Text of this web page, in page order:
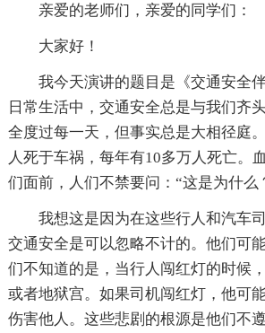
亲爱的老师们，亲爱的同学们：
大家好！
我今天演讲的题目是《交通安全
日常生活中，交通安全总是与我们齐
全度过每一天，但事实总是大相径庭
人死于车祸，每年有10多万人死亡。
们面前，人们不禁要问：“这是为什么
我想这是因为在这些行人和汽车
交通安全是可以忽略不计的。他们可
们不知道的是，当行人闯红灯的时候
或者地狱宫。如果司机闯红灯，他可
伤害他人。这些悲剧的根源是他们不